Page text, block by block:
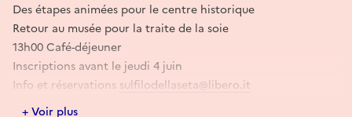
Des étapes animées pour le centre historique
Retour au musée pour la traite de la soie
13h00 Café-déjeuner
Inscriptions avant le jeudi 4 juin
Info et réservations sulfilodellaseta@libero.it
+ Voir plus